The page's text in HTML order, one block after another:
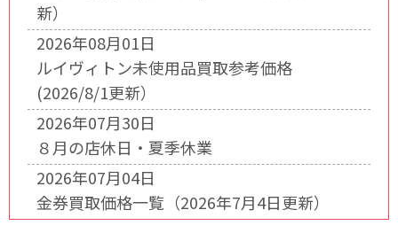
新）
2026年08月01日
ルイヴィトン未使用品買取参考価格
(2026/8/1更新）
2026年07月30日
８月の店休日・夏季休業
2026年07月04日
金券買取価格一覧（2026年7月4日更新）